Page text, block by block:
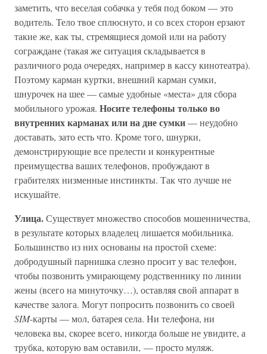
заметить, что веселая собачка у тебя под боком — это
водитель. Тело твое сплюснуто, и со всех сторон ерзают
такие же, как ты, стремящиеся домой или на работу
сограждане (такая же ситуация складывается в
различного рода очередях, например в кассу кинотеатра).
Поэтому карман куртки, внешний карман сумки,
шнурочек на шее — самые удобные «места» для сбора
мобильного урожая. Носите телефоны только во
внутренних карманах или на дне сумки— неудобно
доставать, зато есть что. Кроме того, шнурки,
демонстрирующие все прелести и конкурентные
преимущества ваших телефонов, пробуждают в
грабителях низменные инстинкты. Так что лучше не
искушайте.
Улица.Существует множество способов мошенничества,
в результате которых владелец лишается мобильника.
Большинство из них основаны на простой схеме:
добродушный парнишка слезно просит у вас телефон,
чтобы позвонить умирающему родственнику по линии
жены (всего на минуточку…), оставляя свой аппарат в
качестве залога. Могут попросить позвонить со своей
SIM-карты — мол, батарея села. Ни телефона, ни
человека вы, скорее всего, никогда больше не увидите, а
трубка, которую вам оставили, — просто муляж.